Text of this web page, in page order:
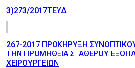
3)273/2017ΤΕΥΔ
267-2017 ΠΡΟΚΗΡΥΞΗ
ΤΗΝ ΠΡΟΜΗΘΕΙΑ ΣΤΑΘΕΡΟΥ
ΧΕΙΡΟΥΡΓΕΙΩΝ